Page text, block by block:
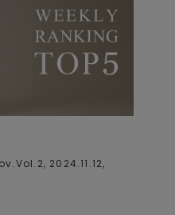
2024.11.12,